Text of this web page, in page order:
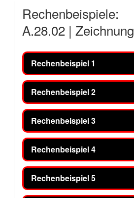
Rechenbeispiele:
A.28.02 | Zeichnung
Rechenbeispiel 1
Rechenbeispiel 2
Rechenbeispiel 3
Rechenbeispiel 4
Rechenbeispiel 5